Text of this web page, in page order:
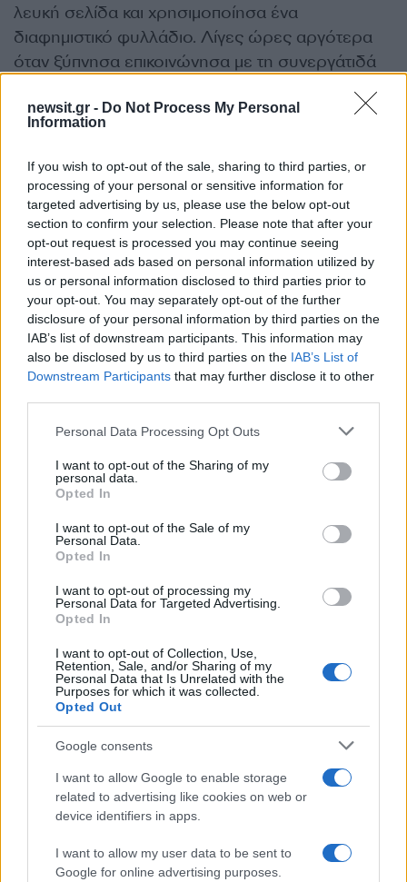
newsit.gr - Do Not Process My Personal
Information
If you wish to opt-out of the sale, sharing to third parties, or
processing of your personal or sensitive information for
targeted advertising by us, please use the below opt-out
section to confirm your selection. Please note that after your
opt-out request is processed you may continue seeing
interest-based ads based on personal information utilized by
us or personal information disclosed to third parties prior to
your opt-out. You may separately opt-out of the further
disclosure of your personal information by third parties on the
IAB’s list of downstream participants. This information may
also be disclosed by us to third parties on the IAB’s List of
Downstream Participants that may further disclose it to other
Please note that this website/app uses one or more Google
not limited to your visit or usage behaviour. You may click to
grant or deny consent to Google and its third-party tags to
use your data for below specified purposes in below Google
consent section.
Personal Data Processing Opt Outs
I want to opt-out of the Sharing of my
personal data.
Opted In
I want to opt-out of the Sale of my
Personal Data.
Opted In
I want to opt-out of processing my
Personal Data for Targeted Advertising.
Opted In
I want to opt-out of Collection, Use,
Retention, Sale, and/or Sharing of my
Personal Data that Is Unrelated with the
Purposes for which it was collected.
Opted Out
Google consents
I want to allow Google to enable storage
related to advertising like cookies on web or
device identifiers in apps.
I want to allow my user data to be sent to
Google for online advertising purposes.
λευκή σελίδα και χρησιμοποίησα ένα
διαφημιστικό φυλλάδιο. Λίγες ώρες αργότερα
όταν ξύπνησα επικοινώνησα με τη συνεργάτιδά
μου (σ.σ. αναφέρει το όνομα της συνεργάτιδας
του) να επικοινωνήσει με το Α. Τ. Φιλοθέης και να
Όπως και έκανε και άφησε τα στοιχεία μου σε
περίπτωση που κάποιος από τους ιδιοκτήτες των
οχημάτων με αναζητήσει. Αμέσως μετά το
τηλεφώνημα κάλεσα ο ίδιος την ασφαλιστική και
δήλωσα το τροχαίο. Μόλις με κάλεσαν από την
Τροχαία της Κηφισιάς προσήλθα αμέσως τίποτα
άλλο δεν έχω να δηλώσω».
ΔΙΑΦΗΜΙΣΗ
βίντεο ενώ φουντώνουν οι
φήμες για το αν βρίσκεται
Σαρακήνικο της
ελικοδρόμιο –